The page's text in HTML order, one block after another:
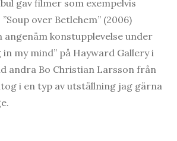
gav filmer som exempelvis
over Betlehem” (2006)
angenäm konstupplevelse under
in my mind” på Hayward Gallery i
andra Bo Christian Larsson från
i en typ av utställning jag gärna